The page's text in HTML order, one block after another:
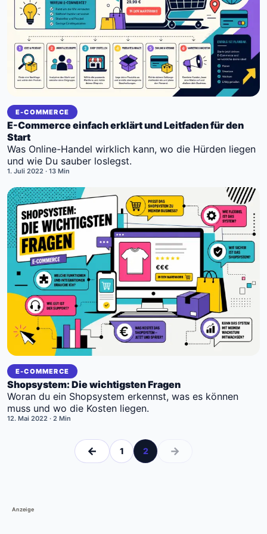
E-COMMERCE
E-Commerce einfach erklärt und Leitfaden für den
Start
Was Online-Handel wirklich kann, wo die Hürden liegen
und wie Du sauber loslegst.
1. Juli 2022 · 13 Min
E-COMMERCE
Shopsystem: Die wichtigsten Fragen
Woran du ein Shopsystem erkennst, was es können
muss und wo die Kosten liegen.
12. Mai 2022 · 2 Min
← 1 2 →
Anzeige